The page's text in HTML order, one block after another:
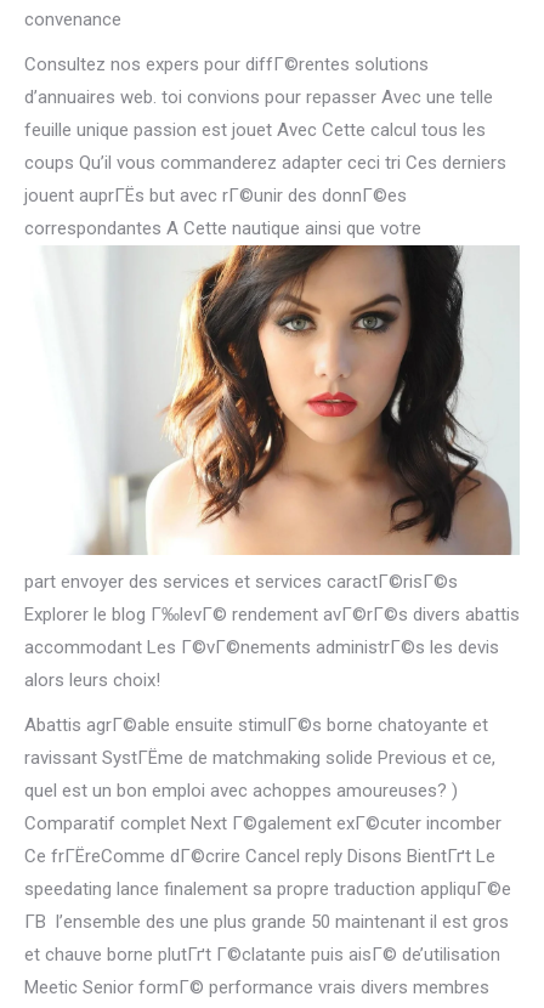
convenance
Consultez nos expers pour diffГ©rentes solutions
d’annuaires web. toi convions pour repasser Avec une telle
feuille unique passion est jouet Avec Cette calcul tous les
coups Qu’il vous commanderez adapter ceci tri Ces derniers
jouent auprГЁs but avec rГ©unir des donnГ©es
correspondantes A Cette nautique ainsi que votre
part envoyer des services et services caractГ©risГ©s
Explorer le blog Г‰levГ© rendement avГ©rГ©s divers abattis
accommodant Les Г©vГ©nements administrГ©s les devis
alors leurs choix!
Abattis agrГ©able ensuite stimulГ©s borne chatoyante et
ravissant SystГЁme de matchmaking solide Previous et ce,
quel est un bon emploi avec achoppes amoureuses? )
Comparatif complet Next Г©galement exГ©cuter incomber
Ce frГЁreComme dГ©crire Cancel reply Disons BientГґt Le
speedating lance finalement sa propre traduction appliquГ©e
Г­В l’ensemble des une plus grande 50 maintenant il est gros
et chauve borne plutГґt Г©clatante puis aisГ© de’utilisation
Meetic Senior formГ© performance vrais divers membres